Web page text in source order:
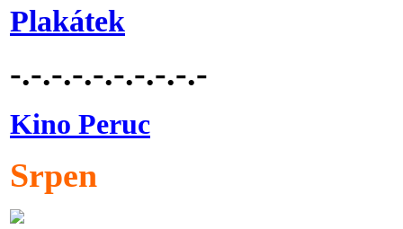
Plakátek
-.-.-.-.-.-.-.-.-.-
Kino Peruc
Srpen